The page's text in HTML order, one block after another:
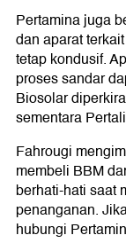
Pertamina juga
dan aparat
tetap kondusif.
proses sandar
Biosolar
sementara
Fahrougi
membeli BBM
berhati-hati saat
penanganan.
hubungi